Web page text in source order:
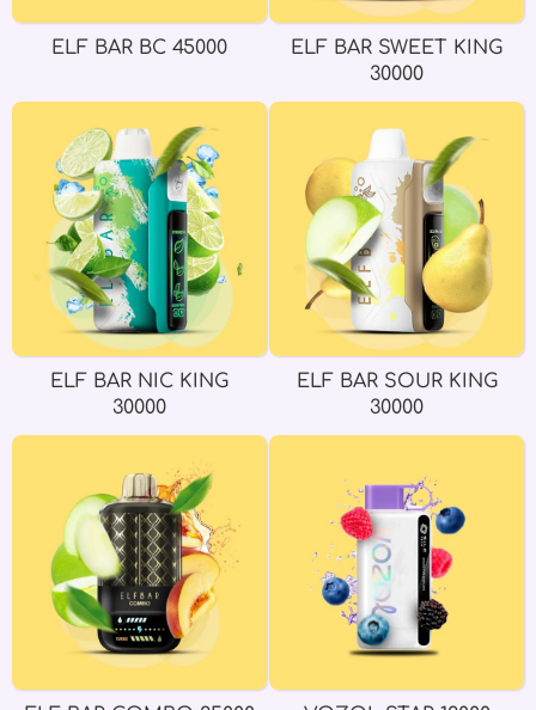
ELF BAR BC 45000
ELF BAR SWEET KING
30000
ELF BAR NIC KING
30000
ELF BAR SOUR KING
30000